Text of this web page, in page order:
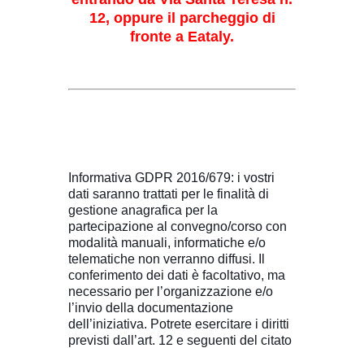
12, oppure il parcheggio di
fronte a Eataly.
Informativa GDPR 2016/679: i vostri
dati saranno trattati per le finalità di
gestione anagrafica per la
partecipazione al convegno/corso con
modalità manuali, informatiche e/o
telematiche non verranno diffusi. Il
conferimento dei dati è facoltativo, ma
necessario per l’organizzazione e/o
l’invio della documentazione
dell’iniziativa. Potrete esercitare i diritti
previsti dall’art. 12 e seguenti del citato